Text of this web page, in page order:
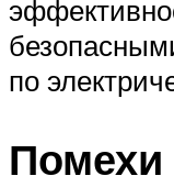
по
Помехи